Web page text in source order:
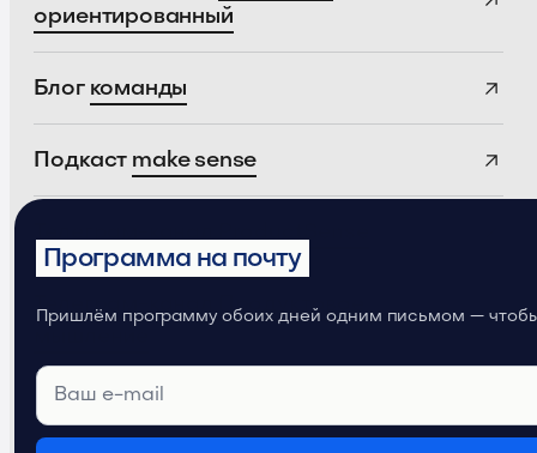
ориентированный
Блог команды
Подкаст make sense
Телеграм-канал
Продуктовое
Программа на почту
Пришлём программу обоих дней одним письмом —